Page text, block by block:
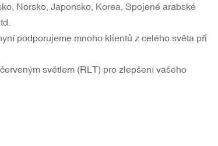
Norsko, Japonsko, Korea, Spojené arabské
podporujeme mnoho klientů z celého světa při
světlem (RLT) pro zlepšení vašeho